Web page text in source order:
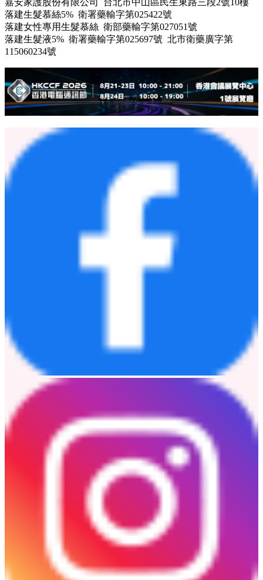
[7]Kwangsun Choi, Basic therapy for hair loss treatment, the use of
sharing, Proceedings at the World Congress of Hair Research,
[8]Hussein, RS, et.al, Applications and efficacy of minoxidil in
2024 Nov 24;4(6):e472. doi: 10.1002/ski2.472. PMCID:
PMC11608877 PMID: 39624749. https://pmc.ncbi.nlm.nih.gov/
bib-0012
嘉安家護股份有限公司 台北市中山區民生東路三段2號10樓
落建生髮慕絲5% 衛署藥輸字第025422號
落建女性專用生髮慕絲 衛部藥輸字第027051號
落建生髮液5% 衛署藥輸字第025697號 北市衛藥廣字第
115060234號